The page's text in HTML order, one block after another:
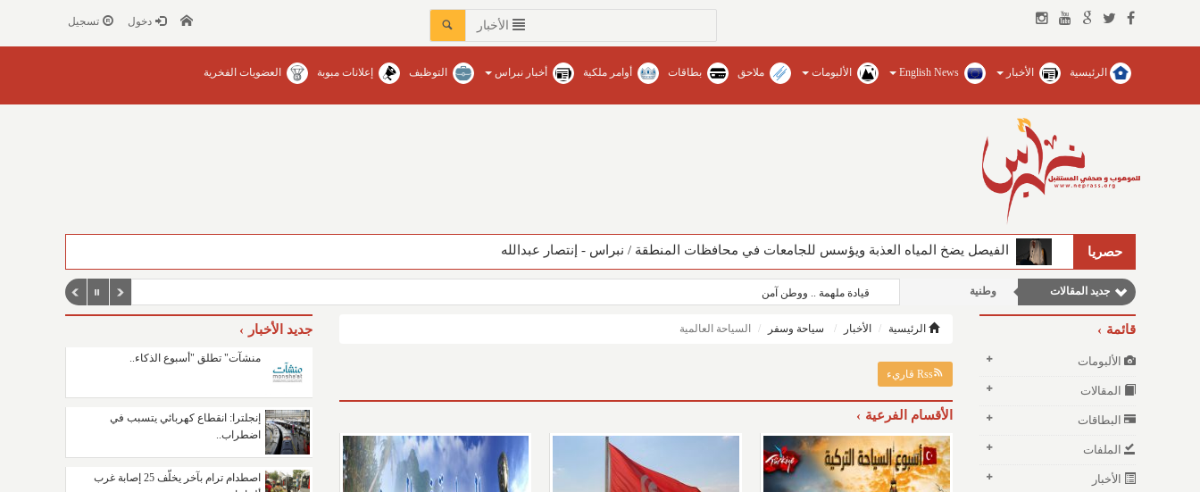
الأخبار دخول تسجيل
الرئيسية الأخبار English News الألبومات ملاحق بطاقات أوامر ملكية أخبار نبراس التوظيف إعلانات مبوبة العضويات الفخرية
حصريا الفيصل يضخ المياه العذبة ويؤسس للجامعات في محافظات المنطقة‏ / نبراس - إنتصار عبدالله
جديد المقالات وطنية
نوافذ الثقافة و الأدب
مقالات علمية
مقالات إقتصادية
قيادة ملهمة .. ووطن آمن
قائمة
الألبومات
المقالات
البطاقات
الملفات
الأخبار
الرئيسية الأخبار سياحة وسفر السياحة العالمية
Rss قاريء
الأقسام الفرعية
جديد الأخبار
منشآت" تطلق "أسبوع الذكاء..
إنجلترا: انقطاع كهربائي يتسبب في
اضطراب..
اصطدام ترام بآخر يخلّف 25 إصابة غرب